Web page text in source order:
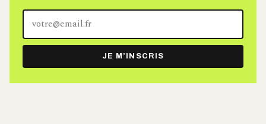
Votre
adresse
e-
mail
JE M’INSCRIS